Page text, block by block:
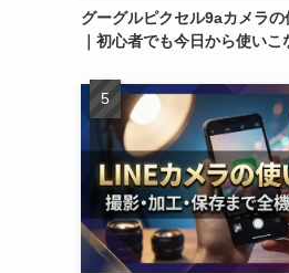
グーグルピクセル9aカメラ
｜初心者でも今日から使いこ